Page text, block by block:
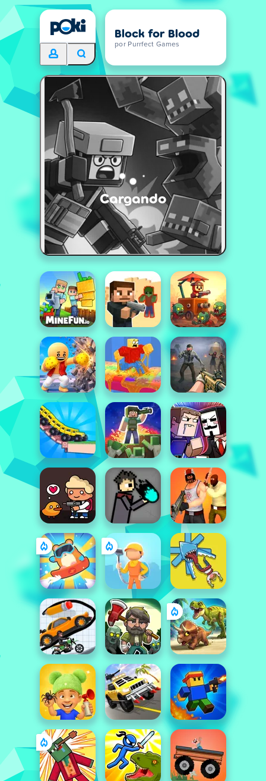
Block for Blood
por Purrfect Games
Cargando